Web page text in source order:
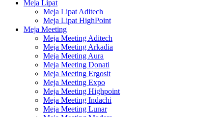
Meja Lipat
Meja Lipat Aditech
Meja Lipat HighPoint
Meja Meeting
Meja Meeting Aditech
Meja Meeting Arkadia
Meja Meeting Aura
Meja Meeting Donati
Meja Meeting Ergosit
Meja Meeting Expo
Meja Meeting Highpoint
Meja Meeting Indachi
Meja Meeting Lunar